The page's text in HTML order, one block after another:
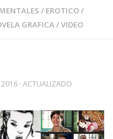
/ EROTICO/
GRAFICA/VIDEO
2016 · ACTUALIZADO